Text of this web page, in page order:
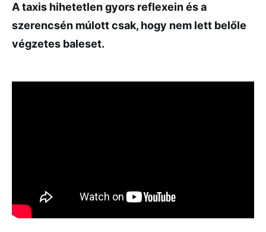
A taxis hihetetlen gyors reflexein és a
szerencsén múlott csak, hogy nem lett belőle
végzetes baleset.